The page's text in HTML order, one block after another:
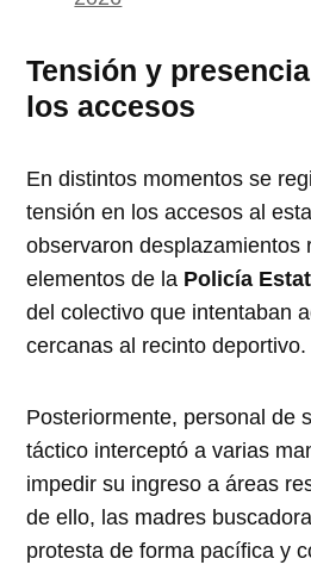
Tensión y
los accesos
En distintos momentos se
tensión en los accesos al
observaron desplazamientos
elementos de la Policía
del colectivo que intentaban
cercanas al recinto deportivo.
Posteriormente, personal de
táctico interceptó a varias
impedir su ingreso a áreas
de ello, las madres
protesta de forma pacífica y